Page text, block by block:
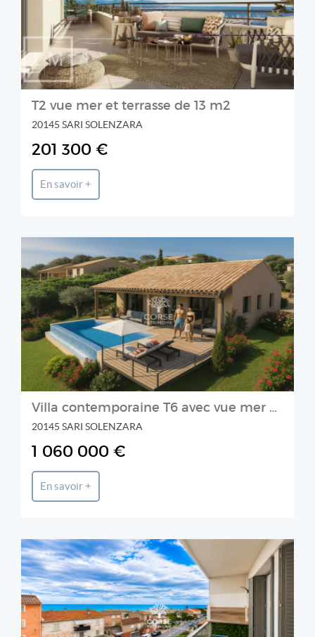
T2 vue mer et terrasse de 13 m2
20145 SARI SOLENZARA
201 300 €
En savoir +
CORSE PATRIMOINE IMMOBILIER
Villa contemporaine T6 avec vue mer panoramique et piscine à
20145 SARI SOLENZARA
1 060 000 €
En savoir +
CORSE PATRIMOINE IMMOBILIER